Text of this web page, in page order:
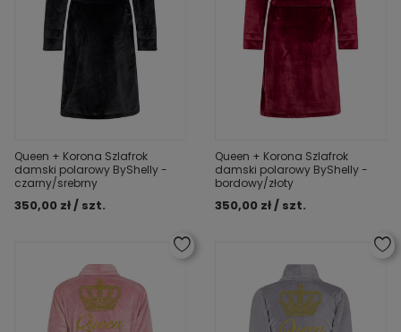
Queen + Korona Szlafrok
damski polarowy ByShelly -
czarny/srebrny
350,00 zł / szt.
Queen + Korona Szlafrok
damski polarowy ByShelly -
bordowy/złoty
350,00 zł / szt.